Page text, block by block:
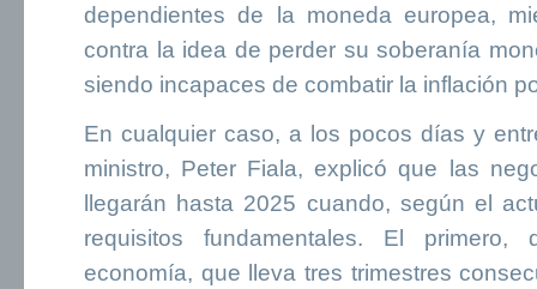
dependientes de la moneda europea,
contra la idea de perder su soberanía
siendo incapaces de combatir la inflación
En cualquier caso, a los pocos días y
ministro, Peter Fiala, explicó que las
llegarán hasta 2025 cuando, según el
requisitos fundamentales. El
economía, que lleva tres trimestres